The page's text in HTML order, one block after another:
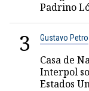
Padrino
3 Gustavo Petro
Casa de
Interpol
Estados